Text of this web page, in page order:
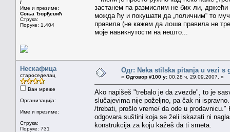
/
Име и презиме:
Соња Ђорђевић
Струка:
Поруке: 1.404
застанем па размислим не бих ли,
можда ћу и покушати да „поличним“ то
правила (не кажем да лоша правила не
моје навикнутости на нешто...
Нескафица
староседелац
Ван мреже
Организација:
Име и презиме:
Струка:
Поруке: 731
Одг: Neka stilska pitanja u vezi s
« Одговор #100 у: 00.28 ч. 29.09.2007. »
Ako napišeš "trebalo je da zvezde", to je
slučajevima nije poželjno, pa čak ni
/trebati, prošlo vreme/ da ode u
odgovara suštini koja se želi iskazati ni
konstrukcija za koju kažeš da ti smeta.